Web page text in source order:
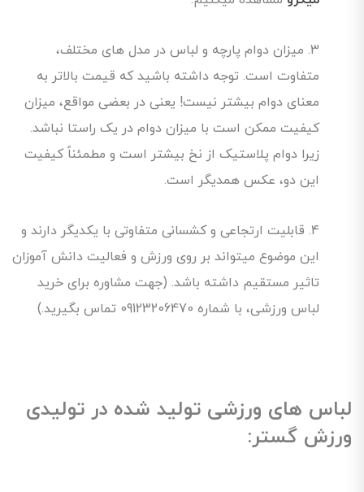
3. میزان دوام پارچه و لباس در مدل های مختلف،
متفاوت است. توجه داشته باشید که قیمت بالاتر به
معنای دوام بیشتر نیست! یعنی در بعضی مواقع، میزان
کیفیت ممکن است با میزان دوام در یک راستا نباشد.
زیرا دوام پلاستیک از نخ بیشتر است و مطمئناً کیفیت
این دو، عکس همدیگر است.
4. قابلیت ارتجاعی و کشسانی متفاوتی با یکدیگر دارند و
این موضوع میتواند بر روی ورزش و فعالیت دانش آموزان
تاثیر مستقیم داشته باشد. (جهت مشاوره برای خرید
لباس ورزشی، با شماره 09123206470 تماس بگیرید.)
لباس های ورزشی تولید شده در تولیدی
ورزش گستر: